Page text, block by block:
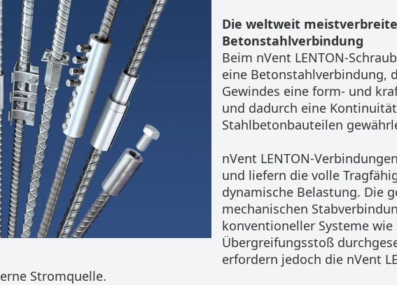
Die weltweit
Betonstahlverbindung
Beim nVent LENTON-
eine Betonstahlverbindung,
Gewindes eine form- und
und dadurch eine
Stahlbetonbauteilen
nVent LENTON-
und liefern die volle
dynamische Belastung. Die
mechanischen
konventioneller Systeme
Übergreifungsstoß
erfordern jedoch die nVent
Stromquelle.